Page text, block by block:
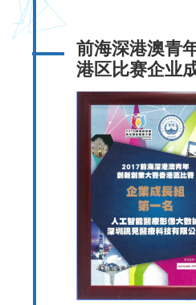
前海深港澳青
港区比赛企业